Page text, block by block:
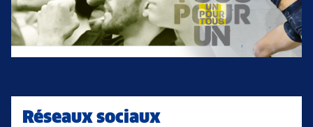
Réseaux sociaux